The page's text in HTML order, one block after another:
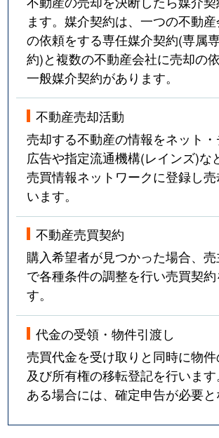
ます。媒介契約は、一つの不動
の依頼をする専任媒介契約(専属
約)と複数の不動産会社に売却の
一般媒介契約があります。
不動産売却活動
売却する不動産の情報をネット
広告や指定流通機構(レインズ)な
売買情報ネットワークに登録し
います。
不動産売買契約
購入希望者が見つかった場合、
で各種条件の調整を行い売買契約
す。
代金の受領・物件引渡し
売買代金を受け取りと同時に物
及び所有権の移転登記を行いま
ある場合には、確定申告が必要と